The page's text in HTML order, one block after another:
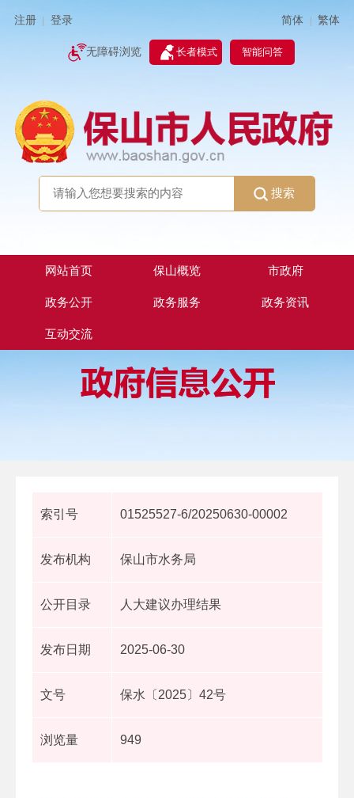
注册 登录 简体 | 繁体
无障碍浏览 长者模式 智能问答
搜索
网站首页 保山概览 市政府
政务公开 政务服务 政务资讯
互动交流
索引号 01525527-6/20250630-00002
发布机构 保山市水务局
公开目录 人大建议办理结果
发布日期 2025-06-30
文号 保水〔2025〕42号
浏览量 949